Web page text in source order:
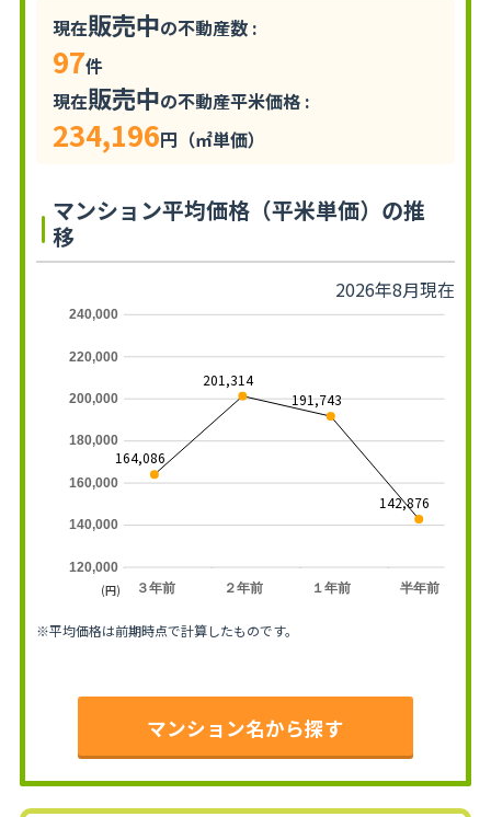
現在販売中の不動産数 :
97件
現在販売中の不動産平米価格 :
234,196円（㎡単価）
マンション平均価格（平米単価）の推
移
2026年8月現在
３年前 ２年前 １年前 半年前
120,000
140,000
160,000
180,000
200,000
220,000
240,000
164,086
201,314
191,743
142,876
(円)
※平均価格は前期時点で計算したものです。
マンション名から探す